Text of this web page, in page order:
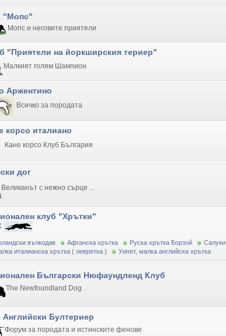
"Мопс"
Мопс и неговите приятели
"Приятели на йоркширския териер"
Малкият голям Шампион
Аржентино
Всичко за породата
корсо италиано
Кане корсо Клуб България
дог
Великанът с нежно сърце ...
клуб "Хрътки"
вълкодав Афганска хрътка Руска хрътка Борзой
Салуки
италианска хрътка ( левретка )
Уипет, малка английска хрътка
Български Нюфаундленд Клуб
The Newfoundland Dog
Английски Бултериер
Форум за породата и истинските фенове